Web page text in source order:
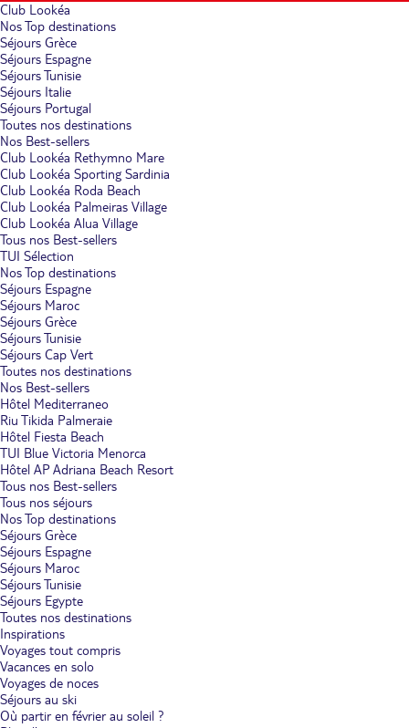
Club Lookéa
Nos Top destinations
Séjours Grèce
Séjours Espagne
Séjours Tunisie
Séjours Italie
Séjours Portugal
Toutes nos destinations
Nos Best-sellers
Club Lookéa Rethymno Mare
Club Lookéa Sporting Sardinia
Club Lookéa Roda Beach
Club Lookéa Palmeiras Village
Club Lookéa Alua Village
Tous nos Best-sellers
TUI Sélection
Nos Top destinations
Séjours Espagne
Séjours Maroc
Séjours Grèce
Séjours Tunisie
Séjours Cap Vert
Toutes nos destinations
Nos Best-sellers
Hôtel Mediterraneo
Riu Tikida Palmeraie
Hôtel Fiesta Beach
TUI Blue Victoria Menorca
Hôtel AP Adriana Beach Resort
Tous nos Best-sellers
Tous nos séjours
Nos Top destinations
Séjours Grèce
Séjours Espagne
Séjours Maroc
Séjours Tunisie
Séjours Egypte
Toutes nos destinations
Inspirations
Voyages tout compris
Vacances en solo
Voyages de noces
Séjours au ski
Où partir en février au soleil ?